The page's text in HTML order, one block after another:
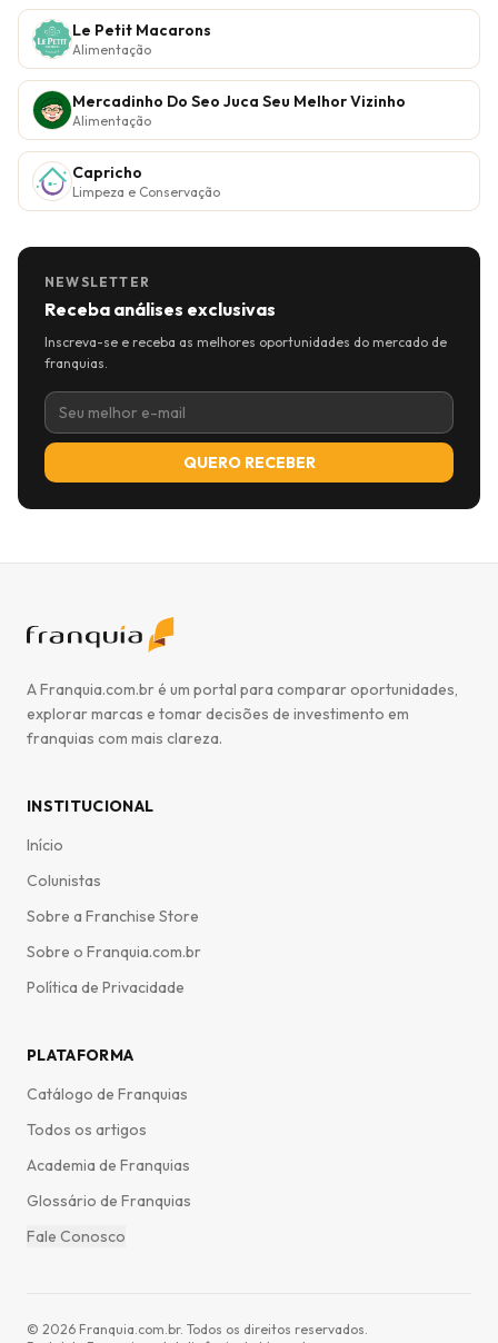
Le Petit Macarons
Alimentação
Mercadinho Do Seo Juca Seu Melhor Vizinho
Alimentação
Capricho
Limpeza e Conservação
NEWSLETTER
Receba análises exclusivas
Inscreva-se e receba as melhores oportunidades do mercado de
franquias.
QUERO RECEBER
A Franquia.com.br é um portal para comparar oportunidades,
explorar marcas e tomar decisões de investimento em
franquias com mais clareza.
INSTITUCIONAL
Início
Colunistas
Sobre a Franchise Store
Sobre o Franquia.com.br
Política de Privacidade
PLATAFORMA
Catálogo de Franquias
Todos os artigos
Academia de Franquias
Glossário de Franquias
Fale Conosco
© 2026 Franquia.com.br. Todos os direitos reservados.